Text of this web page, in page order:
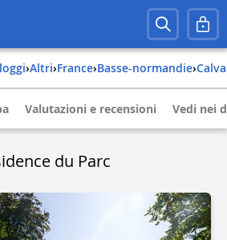
› Altri› france› basse-normandie›
Valutazioni e recensioni Vedi nei
du Parc